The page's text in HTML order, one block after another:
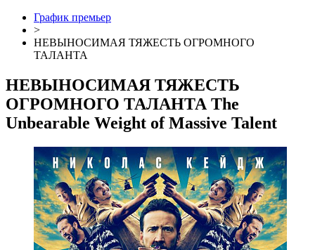
График премьер
>
НЕВЫНОСИМАЯ ТЯЖЕСТЬ ОГРОМНОГО
ТАЛАНТА
НЕВЫНОСИМАЯ ТЯЖЕСТЬ
ОГРОМНОГО ТАЛАНТА The
Unbearable Weight of Massive Talent